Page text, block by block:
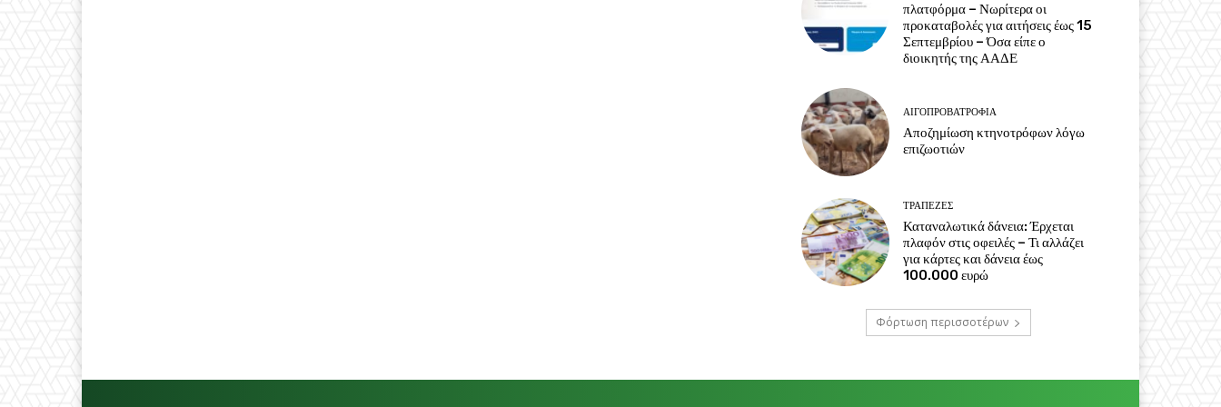
πλατφόρμα – Νωρίτερα οι
προκαταβολές για αιτήσεις έως 15
Σεπτεμβρίου – Όσα είπε ο
διοικητής της ΑΑΔΕ
ΑΙΓΟΠΡΟΒΑΤΡΟΦΊΑ
Αποζημίωση κτηνοτρόφων λόγω
επιζωοτιών
ΤΡΆΠΕΖΕΣ
Καταναλωτικά δάνεια: Έρχεται
πλαφόν στις οφειλές – Τι αλλάζει
για κάρτες και δάνεια έως
100.000 ευρώ
Φόρτωση περισσοτέρων